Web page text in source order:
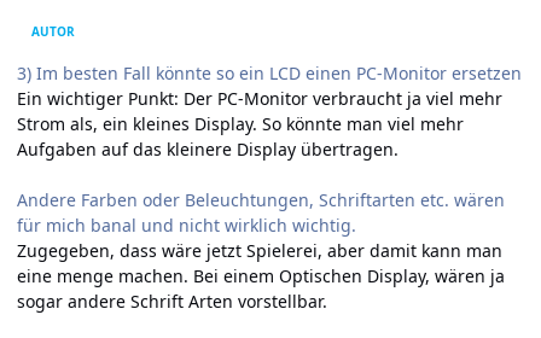
AUTOR
3) Im besten Fall könnte so ein LCD einen PC-Monitor ersetzen
Ein wichtiger Punkt: Der PC-Monitor verbraucht ja viel mehr
Strom als, ein kleines Display. So könnte man viel mehr
Aufgaben auf das kleinere Display übertragen.
Andere Farben oder Beleuchtungen, Schriftarten etc. wären
für mich banal und nicht wirklich wichtig.
Zugegeben, dass wäre jetzt Spielerei, aber damit kann man
eine menge machen. Bei einem Optischen Display, wären ja
sogar andere Schrift Arten vorstellbar.